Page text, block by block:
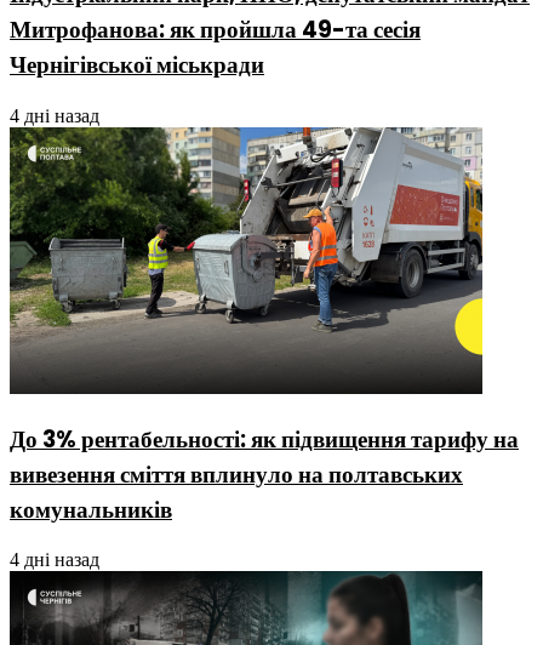
Митрофанова: як пройшла 49-та сесія
Чернігівської міськради
4 дні назад
До 3% рентабельності: як підвищення тарифу на
вивезення сміття вплинуло на полтавських
комунальників
4 дні назад